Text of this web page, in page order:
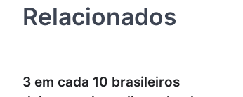
Relacionados
3 em cada 10 brasileiros